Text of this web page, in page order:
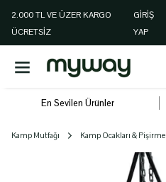
2.000 TL VE ÜZER KARGO
ÜCRETSİZ
GIRIŞ
YAP
En Sevilen Ürünler
Kamp Mutfağı Kamp Ocakları & Pişirme